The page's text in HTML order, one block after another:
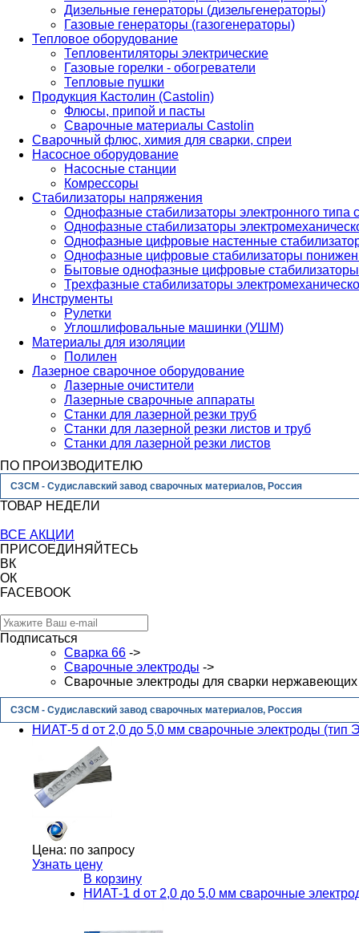
Дизельные генераторы (дизельгенераторы)
Газовые генераторы (газогенераторы)
Тепловое оборудование
Тепловентиляторы электрические
Газовые горелки - обогреватели
Тепловые пушки
Продукция Кастолин (Castolin)
Флюсы, припой и пасты
Сварочные материалы Castolin
Сварочный флюс, химия для сварки, спреи
Насосное оборудование
Насосные станции
Комрессоры
Стабилизаторы напряжения
Однофазные стабилизаторы электронного
Однофазные стабилизаторы
Однофазные цифровые настенные
Однофазные цифровые стабилизаторы
Бытовые однофазные цифровые стабилизаторы
Трехфазные стабилизаторы
Инструменты
Рулетки
Углошлифовальные машинки (УШМ)
Материалы для изоляции
Полилен
Лазерное сварочное оборудование
Лазерные очистители
Лазерные сварочные аппараты
Станки для лазерной резки труб
Станки для лазерной резки листов и труб
Станки для лазерной резки листов
ПО ПРОИЗВОДИТЕЛЮ
СЗСМ - Судиславский завод сварочных материалов, Россия
ТОВАР НЕДЕЛИ
ВСЕ АКЦИИ
ПРИСОЕДИНЯЙТЕСЬ
ВК
ОК
FACEBOOK
Подписаться
Сварка 66 ->
Сварочные электроды ->
Сварочные электроды для сварки
СЗСМ - Судиславский завод сварочных материалов, Россия
НИАТ-5 d от 2,0 до 5,0 мм сварочные электроды
Цена: по запросу
Узнать цену
В корзину
НИАТ-1 d от 2,0 до 5,0 мм сварочные